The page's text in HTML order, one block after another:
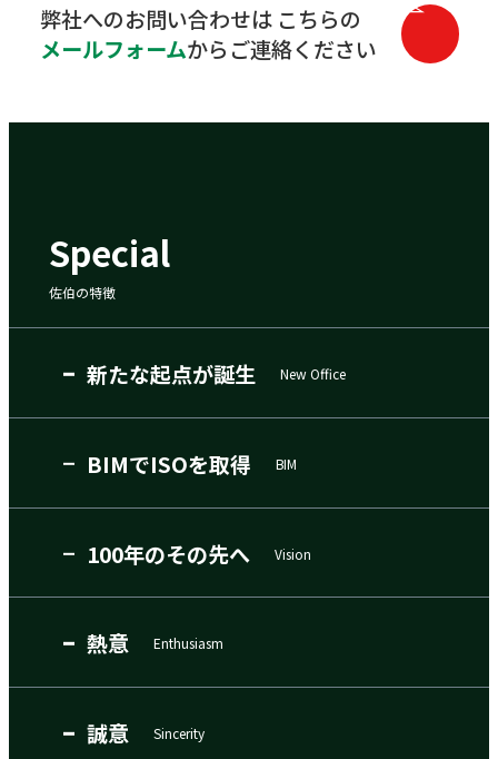
弊社へのお問い合わせはこちらの
メールフォームからご連絡ください
Special
佐伯の特徴
新たな起点が誕生 New Office
BIMでISOを取得 BIM
100年のその先へ Vision
熱意 Enthusiasm
誠意 Sincerity